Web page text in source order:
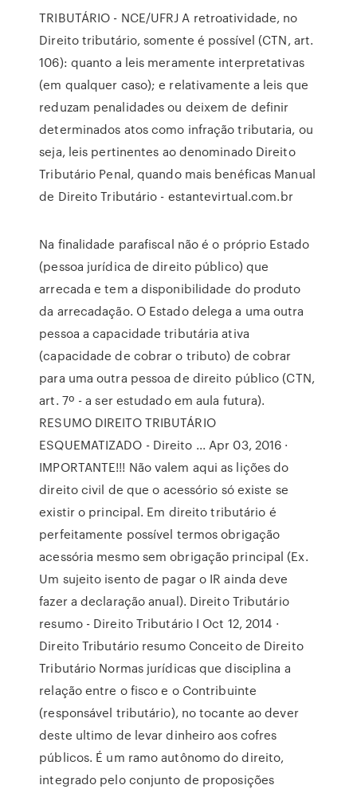
TRIBUTÁRIO - NCE/UFRJ A retroatividade, no
Direito tributário, somente é possível (CTN, art.
106): quanto a leis meramente interpretativas
(em qualquer caso); e relativamente a leis que
reduzam penalidades ou deixem de definir
determinados atos como infração tributaria, ou
seja, leis pertinentes ao denominado Direito
Tributário Penal, quando mais benéficas Manual
de Direito Tributário - estantevirtual.com.br
Na finalidade parafiscal não é o próprio Estado
(pessoa jurídica de direito público) que
arrecada e tem a disponibilidade do produto
da arrecadação. O Estado delega a uma outra
pessoa a capacidade tributária ativa
(capacidade de cobrar o tributo) de cobrar
para uma outra pessoa de direito público (CTN,
art. 7º - a ser estudado em aula futura).
RESUMO DIREITO TRIBUTÁRIO
ESQUEMATIZADO - Direito ... Apr 03, 2016 ·
IMPORTANTE!!! Não valem aqui as lições do
direito civil de que o acessório só existe se
existir o principal. Em direito tributário é
perfeitamente possível termos obrigação
acessória mesmo sem obrigação principal (Ex.
Um sujeito isento de pagar o IR ainda deve
fazer a declaração anual). Direito Tributário
resumo - Direito Tributário I Oct 12, 2014 ·
Direito Tributário resumo Conceito de Direito
Tributário Normas jurídicas que disciplina a
relação entre o fisco e o Contribuinte
(responsável tributário), no tocante ao dever
deste ultimo de levar dinheiro aos cofres
públicos. É um ramo autônomo do direito,
integrado pelo conjunto de proposições